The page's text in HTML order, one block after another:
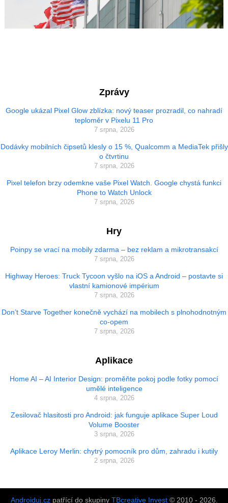
Zprávy
Google ukázal Pixel Glow zblízka: nový teaser prozradil, co nahradí
teploměr v Pixelu 11 Pro
7 srpna, 2026
Dodávky mobilních čipsetů klesly o 15 %, Qualcomm a MediaTek přišly
o čtvrtinu
7 srpna, 2026
Pixel telefon brzy odemkne vaše Pixel Watch. Google chystá funkci
Phone to Watch Unlock
7 srpna, 2026
Hry
Poinpy se vrací na mobily zdarma – bez reklam a mikrotransakcí
7 srpna, 2026
Highway Heroes: Truck Tycoon vyšlo na iOS a Android – postavte si
vlastní kamionové impérium
7 srpna, 2026
Don’t Starve Together konečně vychází na mobilech s plnohodnotným
co-opem
7 srpna, 2026
Aplikace
Home AI – AI Interior Design: proměňte pokoj podle fotky pomocí
umělé inteligence
4 srpna, 2026
Zesilovač hlasitosti pro Android: jak funguje aplikace Super Loud
Volume Booster
3 srpna, 2026
Aplikace Leroy Merlin: chytrý pomocník pro dům, zahradu i kutily
2 srpna, 2026
Androiduj.czpatřící do skupiny TBcreative Invest© 2010 - 2026.